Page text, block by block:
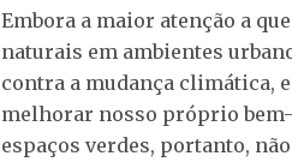
Embora a maior atenção a
naturais em ambientes
contra a mudança climática,
melhorar nosso próprio bem-
espaços verdes, portanto,